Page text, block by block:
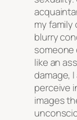
my family
blurry
someone
like an
damage,
perceive
images